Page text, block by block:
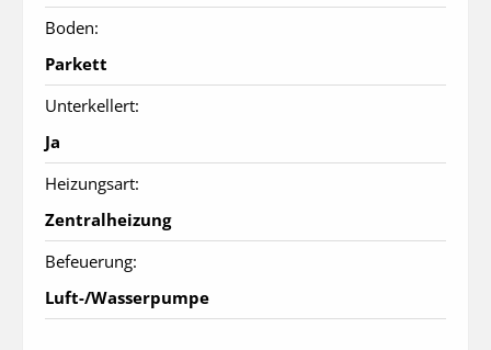
Boden:
Parkett
Unterkellert:
Ja
Heizungsart:
Zentralheizung
Befeuerung:
Luft-/Wasserpumpe